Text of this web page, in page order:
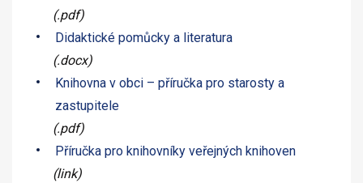
(.pdf)
Didaktické pomůcky a literatura
(.docx)
Knihovna v obci – příručka pro starosty a
zastupitele
(.pdf)
Příručka pro knihovníky veřejných knihoven
(link)